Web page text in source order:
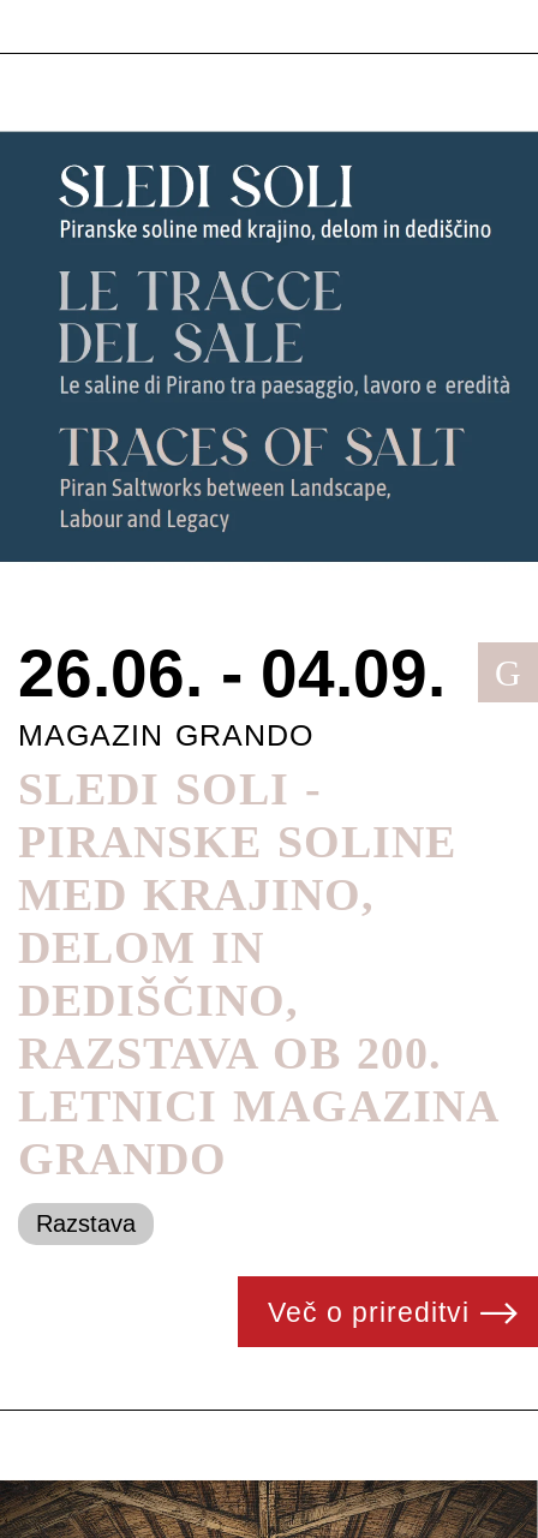
26.06. - 04.09. G
MAGAZIN GRANDO
SLEDI SOLI -
PIRANSKE SOLINE
MED KRAJINO,
DELOM IN
DEDIŠČINO,
RAZSTAVA OB 200.
LETNICI MAGAZINA
GRANDO
Razstava
Več o prireditvi